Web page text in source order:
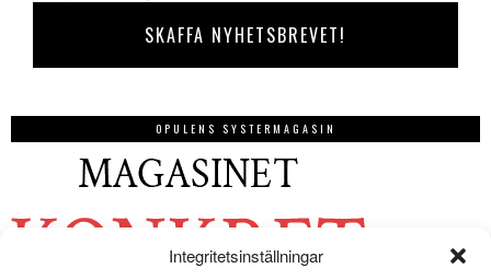
Integritetsinställningar
OPULENS SYSTERMAGASIN